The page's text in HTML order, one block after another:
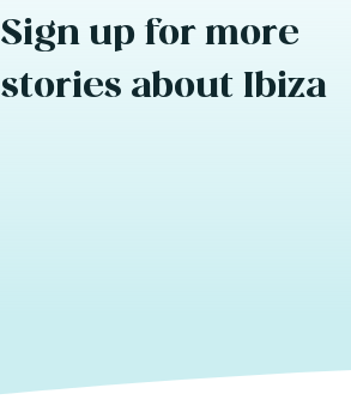
Sign up for more
stories about Ibiza